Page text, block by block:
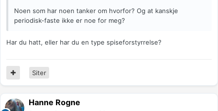
Noen som har noen tanker om hvorfor? Og at kanskje
periodisk-faste ikke er noe for meg?
Har du hatt, eller har du en type spiseforstyrrelse?
Siter
Hanne Rogne